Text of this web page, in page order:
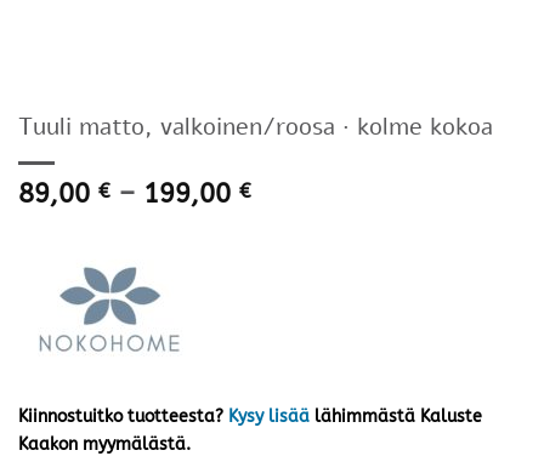
Tuuli matto, valkoinen/roosa · kolme kokoa
89,00 € – 199,00 €Hintaluokka:
Kiinnostuitko tuotteesta? Kysy lisää lähimmästä Kaluste
Kaakon myymälästä.